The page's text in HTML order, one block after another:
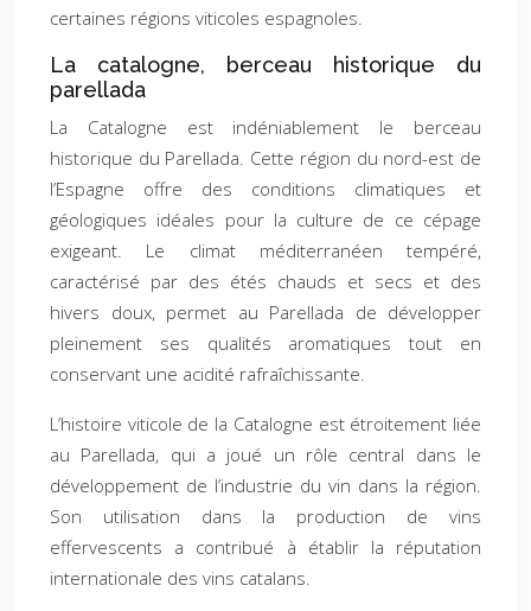
certaines régions viticoles espagnoles.
La catalogne, berceau historique du
parellada
La Catalogne est indéniablement le berceau
historique du Parellada. Cette région du nord-est de
l’Espagne offre des conditions climatiques et
géologiques idéales pour la culture de ce cépage
exigeant. Le climat méditerranéen tempéré,
caractérisé par des étés chauds et secs et des
hivers doux, permet au Parellada de développer
pleinement ses qualités aromatiques tout en
conservant une acidité rafraîchissante.
L’histoire viticole de la Catalogne est étroitement liée
au Parellada, qui a joué un rôle central dans le
développement de l’industrie du vin dans la région.
Son utilisation dans la production de vins
effervescents a contribué à établir la réputation
internationale des vins catalans.